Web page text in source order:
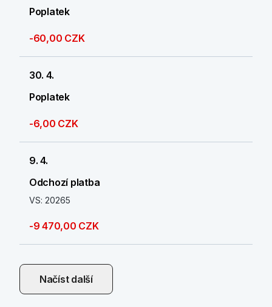
Poplatek
-60,00 CZK
30. 4.
Poplatek
-6,00 CZK
9. 4.
Odchozí platba
VS: 20265
-9 470,00 CZK
Načíst další